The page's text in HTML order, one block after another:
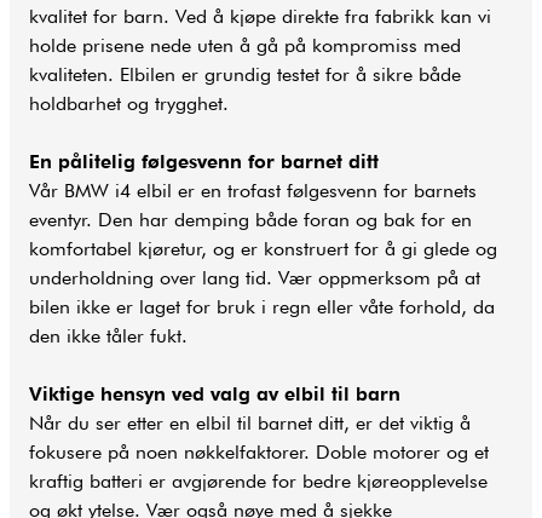
kvalitet for barn. Ved å kjøpe direkte fra fabrikk kan vi
holde prisene nede uten å gå på kompromiss med
kvaliteten. Elbilen er grundig testet for å sikre både
holdbarhet og trygghet.
En pålitelig følgesvenn for barnet ditt
Vår BMW i4 elbil er en trofast følgesvenn for barnets
eventyr. Den har demping både foran og bak for en
komfortabel kjøretur, og er konstruert for å gi glede og
underholdning over lang tid. Vær oppmerksom på at
bilen ikke er laget for bruk i regn eller våte forhold, da
den ikke tåler fukt.
Viktige hensyn ved valg av elbil til barn
Når du ser etter en elbil til barnet ditt, er det viktig å
fokusere på noen nøkkelfaktorer. Doble motorer og et
kraftig batteri er avgjørende for bedre kjøreopplevelse
og økt ytelse. Vær også nøye med å sjekke